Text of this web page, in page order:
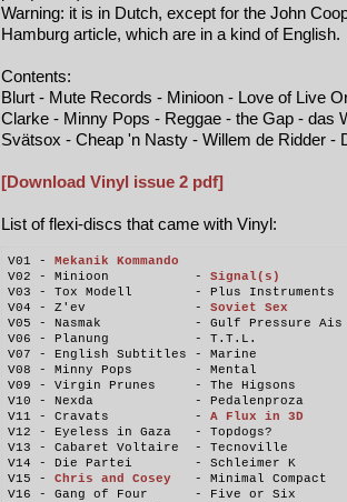
Warning: it is in Dutch, except for the John
Hamburg article, which are in a kind of English.
Contents:
Blurt - Mute Records - Minioon - Love of Live
Clarke - Minny Pops - Reggae - the Gap - das
Svätsox - Cheap 'n Nasty - Willem de Ridder -
[Download Vinyl issue 2 pdf]
List of flexi-discs that came with Vinyl:
V01 - Mekanik Kommando
V02 - Minioon           - Signal(s)
V03 - Tox Modell        - Plus Instruments
V04 - Z'ev              - Soviet Sex
V05 - Nasmak            - Gulf Pressure Ais
V06 - Planung           - T.T.L.
V07 - English Subtitles - Marine
V08 - Minny Pops        - Mental
V09 - Virgin Prunes     - The Higsons
V10 - Nexda             - Pedalenproza
V11 - Cravats           - A Flux in 3D
V12 - Eyeless in Gaza   - Topdogs?
V13 - Cabaret Voltaire  - Tecnoville
V14 - Die Partei        - Schleimer K
V15 - Chris and Cosey
   - Minimal Compact
V16 - Gang of Four      - Five or Six